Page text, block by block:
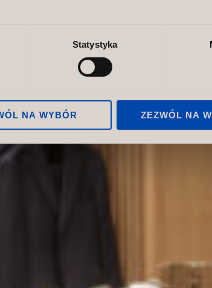
Statystyka
NA WYBÓR ZEZWÓL NA
ale
komfort